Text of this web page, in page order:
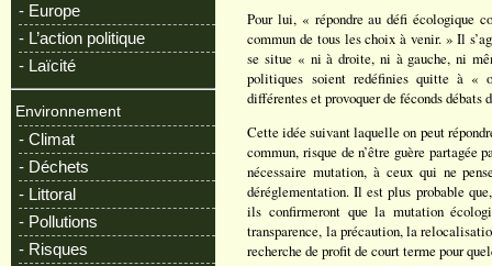
- Europe
- L’action politique
- Laïcité
Environnement
- Climat
- Déchets
- Littoral
- Pollutions
- Risques
Pour lui, « répondre au défi écologique
commun de tous les choix à venir. » Il
se situe « ni à droite, ni à gauche, ni
politiques soient redéfinies quitte à «
différentes et provoquer de féconds débats
Cette idée suivant laquelle on peut
commun, risque de n’être guère partagée
nécessaire mutation, à ceux qui ne
déréglementation. Il est plus probable
ils confirmeront que la mutation
transparence, la précaution, la
recherche de profit de court terme pour